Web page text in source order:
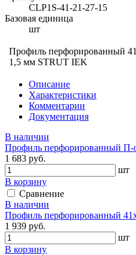
CLP1S-41-21-27-15
Базовая единица
шт
Профиль перфорированный
1,5 мм STRUT IEK
Описание
Характеристики
Комментарии
Документация
В наличии
Профиль перфорированный П-
1 683 руб.
шт
В корзину
Сравнение
В наличии
Профиль перфорированный
1 939 руб.
шт
В корзину